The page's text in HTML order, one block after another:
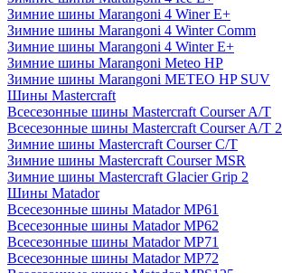
Зимние шины Marangoni 4 Winer E+
Зимние шины Marangoni 4 Winter Comm
Зимние шины Marangoni 4 Winter E+
Зимние шины Marangoni Meteo HP
Зимние шины Marangoni METEO HP SUV
Шины Mastercraft
Всесезонные шины Mastercraft Courser A/T
Всесезонные шины Mastercraft Courser A/T 2
Зимние шины Mastercraft Courser C/T
Зимние шины Mastercraft Courser MSR
Зимние шины Mastercraft Glacier Grip 2
Шины Matador
Всесезонные шины Matador MP61
Всесезонные шины Matador MP62
Всесезонные шины Matador MP71
Всесезонные шины Matador MP72